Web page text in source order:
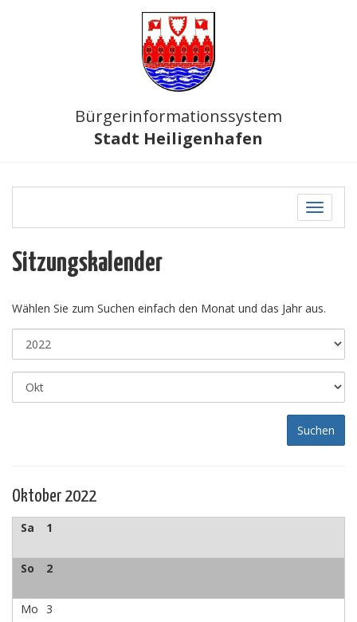
Bürgerinformationssystem
Stadt Heiligenhafen
Toggle
Sitzungskalender
Wählen Sie zum Suchen einfach den Monat und das Jahr aus.
Oktober 2022
Sa 1
So 2
Mo 3